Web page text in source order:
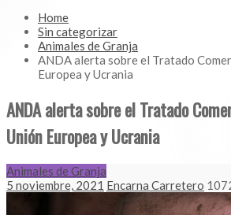
Home
Sin categorizar
Animales de Granja
ANDA alerta sobre el Tratado
Europea y Ucrania
ANDA alerta sobre el Tratado
Unión Europea y Ucrania
Animales de Granja
5 noviembre, 2021 Encarna Carretero